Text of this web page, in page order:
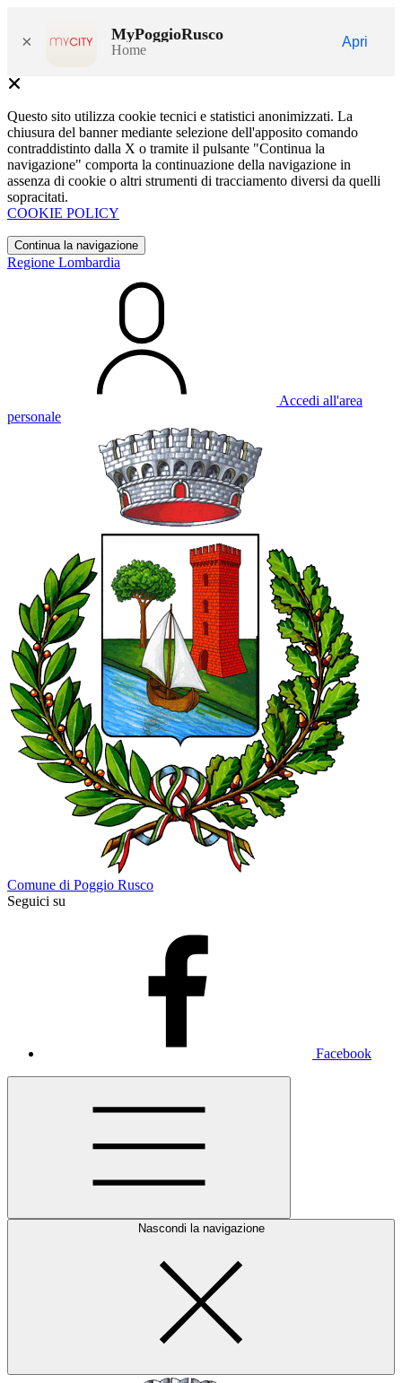
× MyPoggioRusco
Home
Apri
Questo sito utilizza cookie tecnici e statistici anonimizzati. La
chiusura del banner mediante selezione dell'apposito comando
contraddistinto dalla X o tramite il pulsante "Continua la
navigazione" comporta la continuazione della navigazione in
assenza di cookie o altri strumenti di tracciamento diversi da quelli
sopracitati.
COOKIE POLICY
Continua la navigazione
Regione Lombardia
Accedi all'area
personale
Comune di Poggio Rusco
Seguici su
Facebook
Nascondi la navigazione